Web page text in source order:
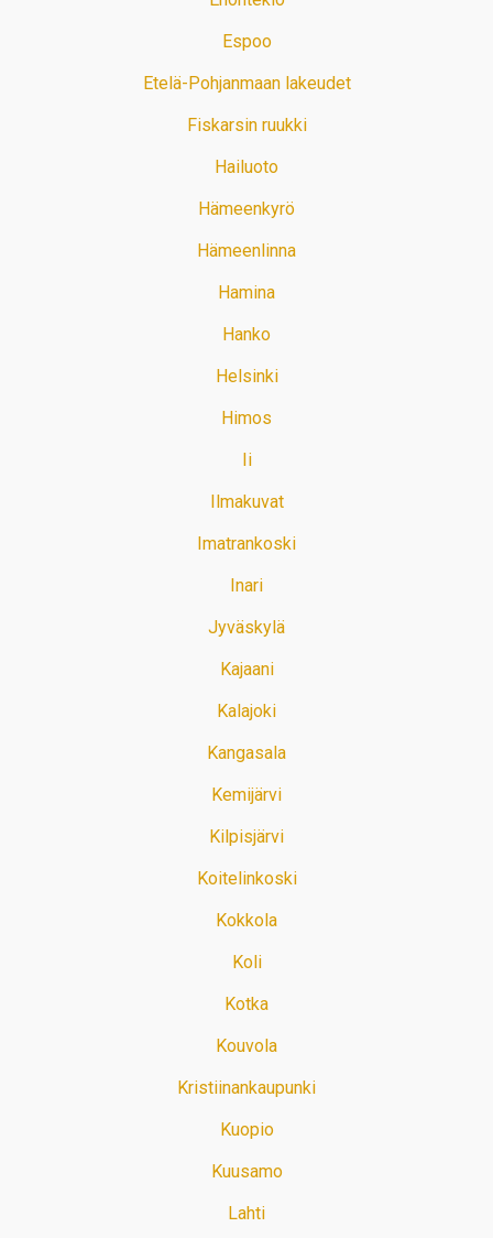
Espoo
Etelä-Pohjanmaan lakeudet
Fiskarsin ruukki
Hailuoto
Hämeenkyrö
Hämeenlinna
Hamina
Hanko
Helsinki
Himos
Ii
Ilmakuvat
Imatrankoski
Inari
Jyväskylä
Kajaani
Kalajoki
Kangasala
Kemijärvi
Kilpisjärvi
Koitelinkoski
Kokkola
Koli
Kotka
Kouvola
Kristiinankaupunki
Kuopio
Kuusamo
Lahti